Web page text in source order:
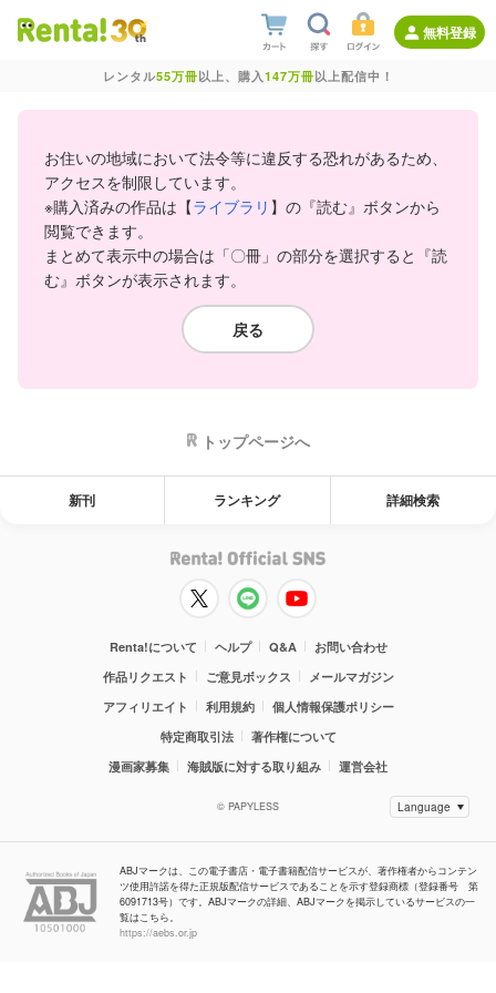
無料登録
レンタル55万冊以上、購入147万冊以上配信中！
お住いの地域において法令等に違反する恐れがあるため、
アクセスを制限しています。
※購入済みの作品は【ライブラリ 】の『読む』ボタンから
閲覧できます。
まとめて表示中の場合は「〇冊」の部分を選択すると『読
む』ボタンが表示されます。
戻る
トップページへ
新刊 ランキング 詳細検索
Renta!について ヘルプ Q&A
お問い合わせ
作品リクエスト
ご意見ボックス
メールマガジン
アフィリエイト
利用規約
個人情報保護ポリシー
特定商取引法
著作権について
漫画家募集
海賊版に対する取り組み 運営会社
© PAPYLESS
ABJマークは、この電子書店・電子書籍配信サービスが、著作権者からコンテン
ツ使用許諾を得た正規版配信サービスであることを示す登録商標（登録番号 第
6091713号）です。ABJマークの詳細、ABJマークを掲示しているサービスの一
覧はこちら。
https://aebs.or.jp